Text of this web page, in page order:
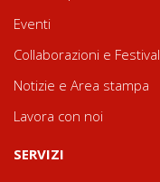
Eventi
Collaborazioni e Festival
Notizie e Area stampa
Lavora con noi
SERVIZI